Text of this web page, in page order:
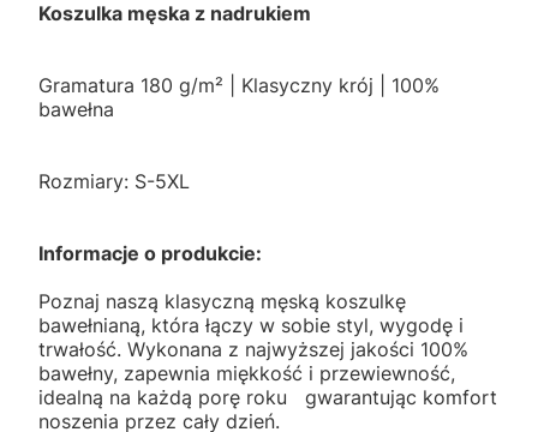
Koszulka męska z nadrukiem
Gramatura 180 g/m² | Klasyczny krój | 100%
bawełna
Rozmiary: S-5XL
Informacje o produkcie:
Poznaj naszą klasyczną męską koszulkę
bawełnianą, która łączy w sobie styl, wygodę i
trwałość. Wykonana z najwyższej jakości 100%
bawełny, zapewnia miękkość i przewiewność,
idealną na każdą porę roku gwarantując komfort
noszenia przez cały dzień.